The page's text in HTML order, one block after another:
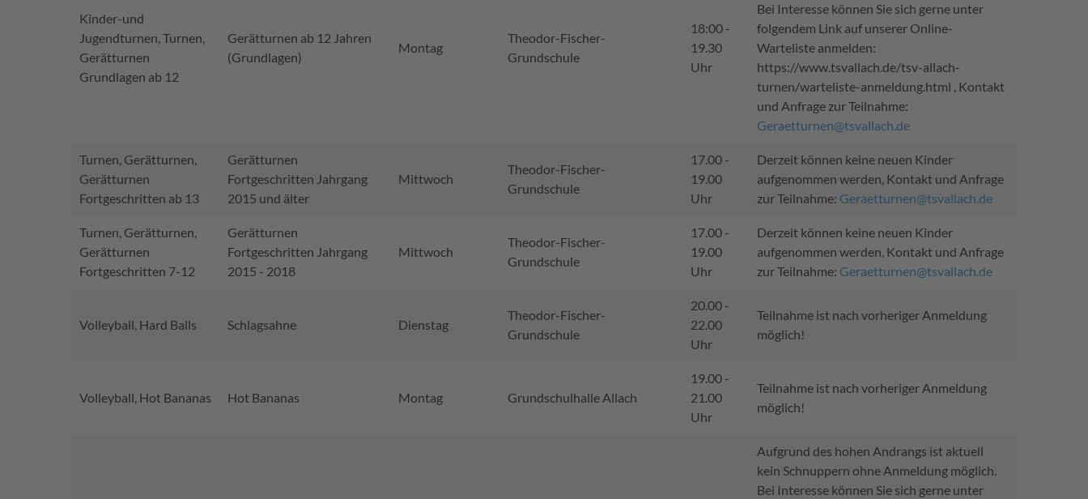
Kinder-und
Jugendturnen, Turnen,
Gerätturnen
Grundlagen ab 12
Gerätturnen ab 12 Jahren
(Grundlagen)
Montag
Theodor-Fischer-
Grundschule
18:00 -
19.30
Uhr
Bei Interesse können Sie sich gerne unter
folgendem Link auf unserer Online-
Warteliste anmelden:
https://www.tsvallach.de/tsv-allach-
turnen/warteliste-anmeldung.html , Kontakt
und Anfrage zur Teilnahme:
Geraetturnen@tsvallach.de
Turnen, Gerätturnen,
Gerätturnen
Fortgeschritten ab 13
Gerätturnen
Fortgeschritten Jahrgang
2015 und älter
Mittwoch
Theodor-Fischer-
Grundschule
17.00 -
19.00
Uhr
Derzeit können keine neuen Kinder
aufgenommen werden, Kontakt und Anfrage
zur Teilnahme: Geraetturnen@tsvallach.de
Turnen, Gerätturnen,
Gerätturnen
Fortgeschritten 7-12
Gerätturnen
Fortgeschritten Jahrgang
2015 - 2018
Mittwoch
Theodor-Fischer-
Grundschule
17.00 -
19.00
Uhr
Derzeit können keine neuen Kinder
aufgenommen werden, Kontakt und Anfrage
zur Teilnahme: Geraetturnen@tsvallach.de
Volleyball, Hard Balls Schlagsahne Dienstag
Theodor-Fischer-
Grundschule
20.00 -
22.00
Uhr
Teilnahme ist nach vorheriger Anmeldung
möglich!
Volleyball, Hot Bananas Hot Bananas Montag Grundschulhalle Allach
19.00 -
21.00
Uhr
Teilnahme ist nach vorheriger Anmeldung
möglich!
Aufgrund des hohen Andrangs ist aktuell
kein Schnuppern ohne Anmeldung möglich.
Bei Interesse können Sie sich gerne unter